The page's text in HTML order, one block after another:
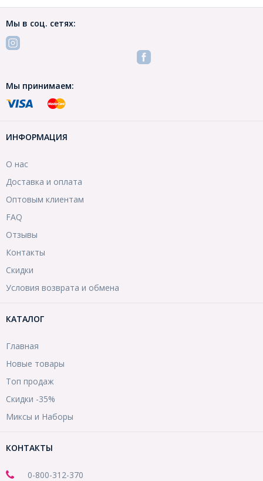
Мы в соц. сетях:
Мы принимаем:
ИНФОРМАЦИЯ
О нас
Доставка и оплата
Оптовым клиентам
FAQ
Отзывы
Контакты
Скидки
Условия возврата и обмена
КАТАЛОГ
Главная
Новые товары
Топ продаж
Скидки -35%
Миксы и Наборы
КОНТАКТЫ
0-800-312-370